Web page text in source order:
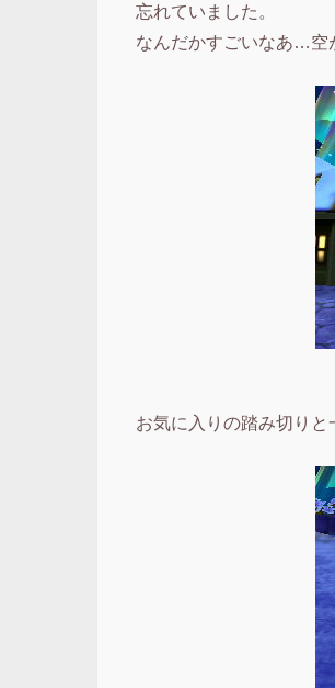
忘れていました。
なんだかすごいなあ…空
お気に入りの踏み切りと